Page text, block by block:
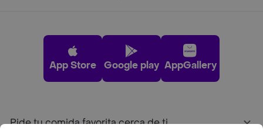
App Store Google play AppGallery
Pide tu comida favorita cerca de ti